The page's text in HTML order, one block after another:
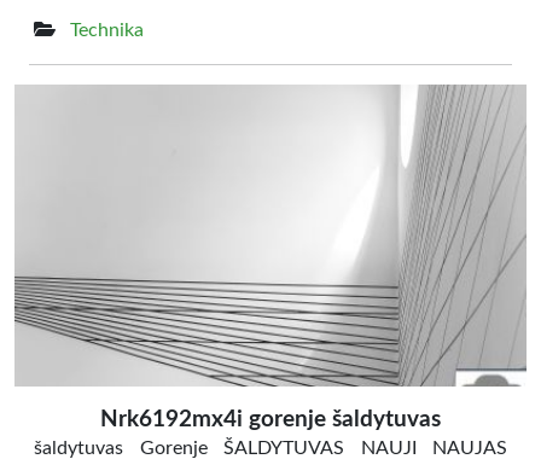
Technika
Nrk6192mx4i gorenje šaldytuvas
šaldytuvas Gorenje ŠALDYTUVAS NAUJI NAUJAS